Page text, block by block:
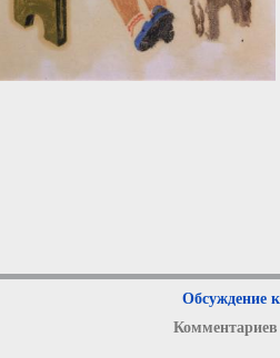
Обсуждение
Комментариев